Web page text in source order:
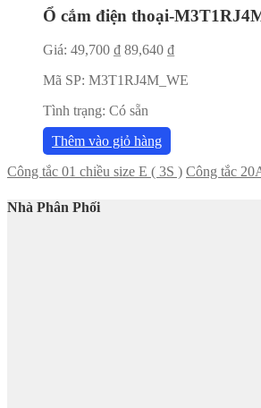
Ổ cắm điện thoại-
Giá: 49,700 ₫ 89,640 ₫
Mã SP: M3T1RJ4M_WE
Tình trạng: Có sẵn
Thêm vào giỏ hàng
Công tắc 01 chiều size E ( 3S ) Công tắc
Nhà Phân Phối